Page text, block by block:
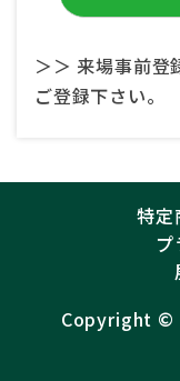
＞＞ 来場事前登
ご登録下さい。
特定
Copyright ©︎